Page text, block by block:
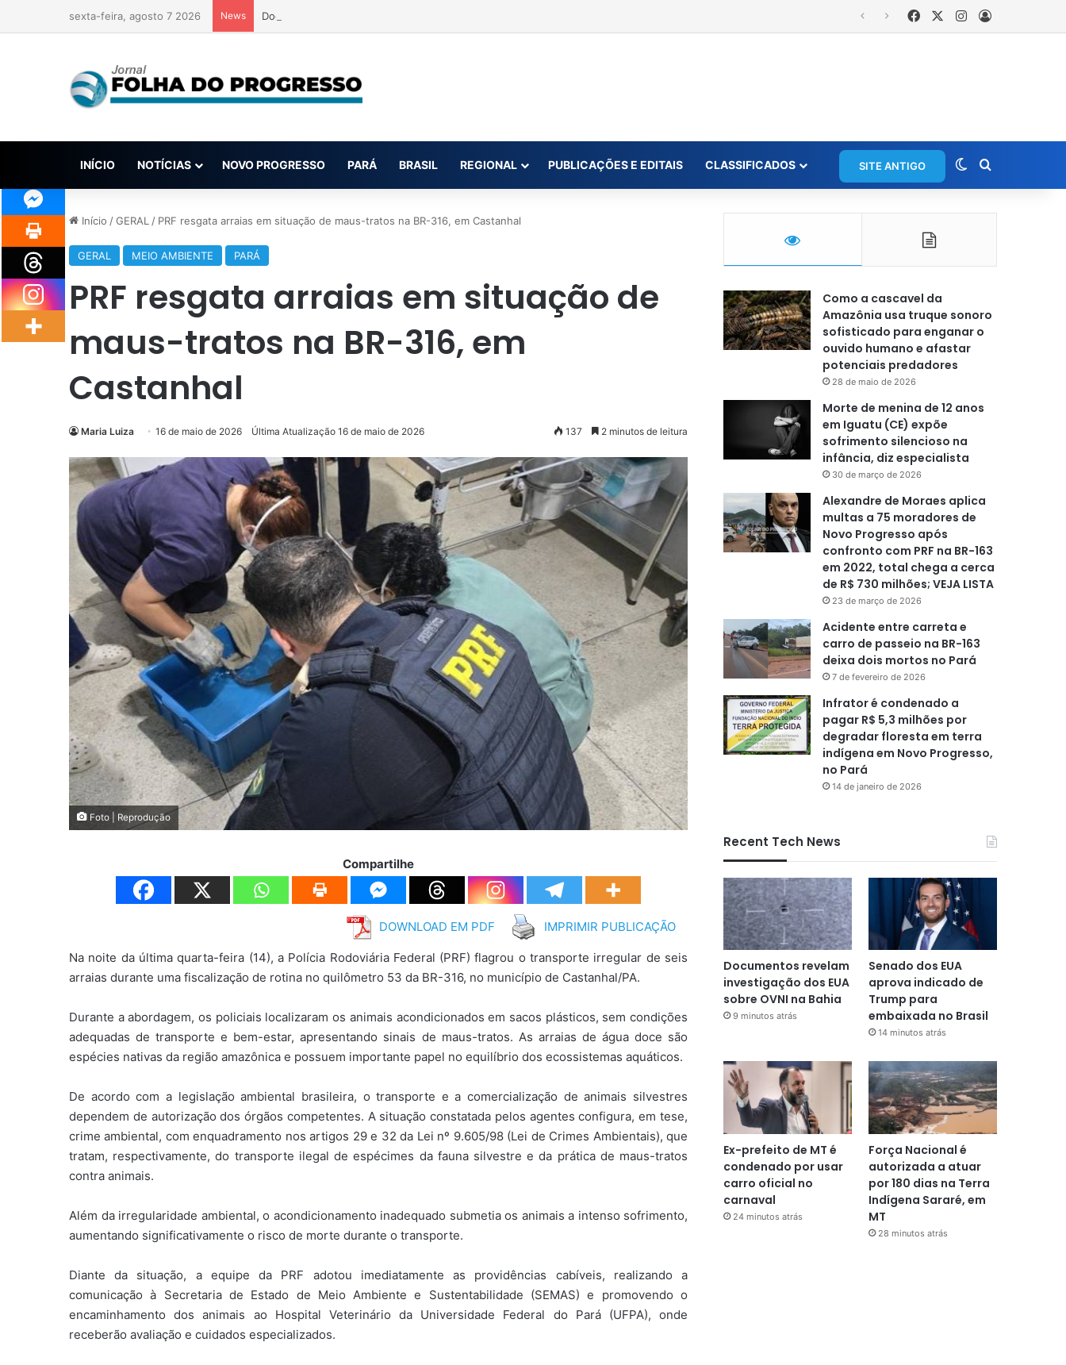
sexta-feira, agosto 7 2026 News Documentos revelam investigação dos EUA sobre OVNI na Bahia FacebookInstagram
INÍCIO NOTÍCIAS NOVO PROGRESSO PARÁ BRASIL REGIONAL PUBLICAÇÕES E EDITAIS CLASSIFICADOS SITE ANTIGO Switch skin
Início /GERAL / PRF resgata arraias em situação de maus-tratos na BR-316, em Castanhal
GERAL MEIO AMBIENTE PARÁ
PRF resgata arraias em situação de
maus-tratos na BR-316, em
Castanhal
Maria Luiza 16 de maio de 2026 Última Atualização 16 de maio de 2026 137 2 minutos de leitura
Foto | Reprodução
Compartilhe
DOWNLOAD EM PDF IMPRIMIR PUBLICAÇÃO
Na noite da última quarta-feira (14), a Polícia Rodoviária Federal (PRF) flagrou o transporte irregular de seis
arraias durante uma fiscalização de rotina no quilômetro 53 da BR-316, no município de Castanhal/PA.
Durante a abordagem, os policiais localizaram os animais acondicionados em sacos plásticos, sem condições
adequadas de transporte e bem-estar, apresentando sinais de maus-tratos. As arraias de água doce são
espécies nativas da região amazônica e possuem importante papel no equilíbrio dos ecossistemas aquáticos.
De acordo com a legislação ambiental brasileira, o transporte e a comercialização de animais silvestres
dependem de autorização dos órgãos competentes. A situação constatada pelos agentes configura, em tese,
crime ambiental, com enquadramento nos artigos 29 e 32 da Lei nº 9.605/98 (Lei de Crimes Ambientais), que
tratam, respectivamente, do transporte ilegal de espécimes da fauna silvestre e da prática de maus-tratos
contra animais.
Além da irregularidade ambiental, o acondicionamento inadequado submetia os animais a intenso sofrimento,
aumentando significativamente o risco de morte durante o transporte.
Diante da situação, a equipe da PRF adotou imediatamente as providências cabíveis, realizando a
comunicação à Secretaria de Estado de Meio Ambiente e Sustentabilidade (SEMAS) e promovendo o
encaminhamento dos animais ao Hospital Veterinário da Universidade Federal do Pará (UFPA), onde
receberão avaliação e cuidados especializados.
Como a cascavel da
Amazônia usa truque sonoro
sofisticado para enganar o
ouvido humano e afastar
potenciais predadores
28 de maio de 2026
Morte de menina de 12 anos
em Iguatu (CE) expõe
sofrimento silencioso na
infância, diz especialista
30 de março de 2026
Alexandre de Moraes aplica
multas a 75 moradores de
Novo Progresso após
confronto com PRF na BR-163
em 2022, total chega a cerca
de R$ 730 milhões; VEJA LISTA
23 de março de 2026
Acidente entre carreta e
carro de passeio na BR-163
deixa dois mortos no Pará
7 de fevereiro de 2026
Infrator é condenado a
pagar R$ 5,3 milhões por
degradar floresta em terra
indígena em Novo Progresso,
no Pará
14 de janeiro de 2026
Recent Tech News
Documentos revelam
investigação dos EUA
sobre OVNI na Bahia
9 minutos atrás
Senado dos EUA
aprova indicado de
Trump para
embaixada no Brasil
14 minutos atrás
Ex-prefeito de MT é
condenado por usar
carro oficial no
carnaval
24 minutos atrás
Força Nacional é
autorizada a atuar
por 180 dias na Terra
Indígena Sararé, em
MT
28 minutos atrás